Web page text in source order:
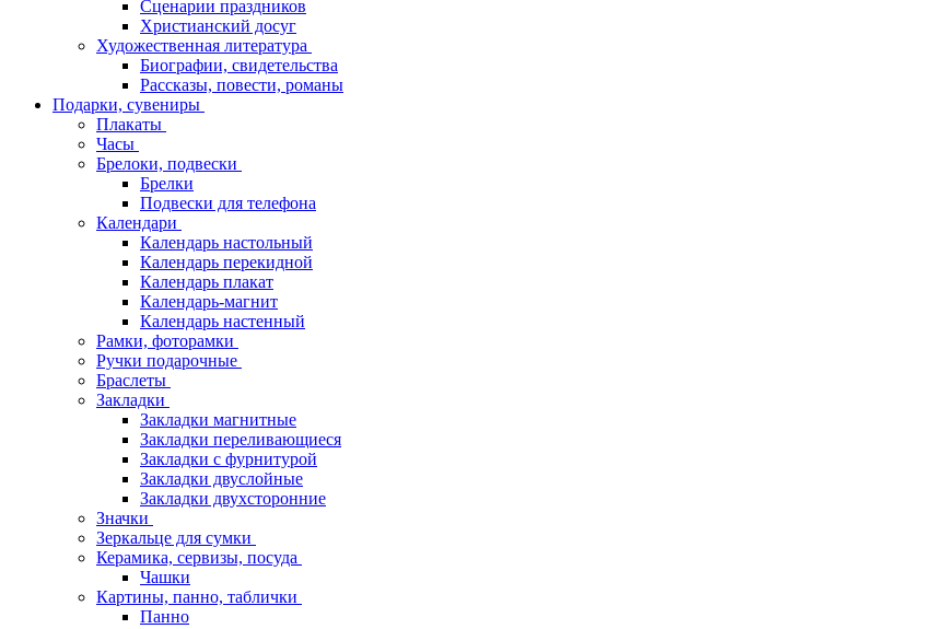
Сценарии праздников
Христианский досуг
Художественная литература
Биографии, свидетельства
Рассказы, повести, романы
Подарки, сувениры
Плакаты
Часы
Брелоки, подвески
Брелки
Подвески для телефона
Календари
Календарь настольный
Календарь перекидной
Календарь плакат
Календарь-магнит
Календарь настенный
Рамки, фоторамки
Ручки подарочные
Браслеты
Закладки
Закладки магнитные
Закладки переливающиеся
Закладки с фурнитурой
Закладки двуслойные
Закладки двухсторонние
Значки
Зеркальце для сумки
Керамика, сервизы, посуда
Чашки
Картины, панно, таблички
Панно